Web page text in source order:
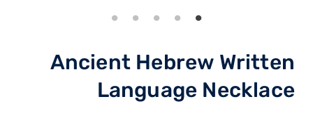
Ancient Hebrew Written
Language Necklace